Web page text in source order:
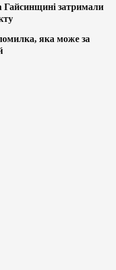
Гайсинщині затримали
яка може за